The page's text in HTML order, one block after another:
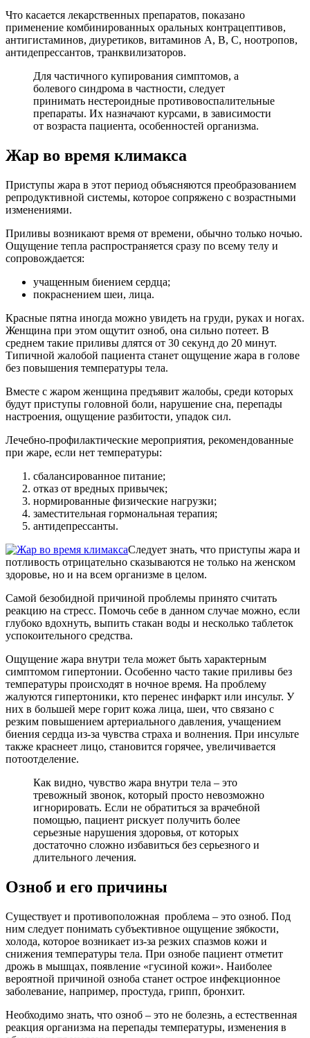
Что касается лекарственных препаратов, показано
применение комбинированных оральных контрацептивов,
антигистаминов, диуретиков, витаминов А, В, С, ноотропов,
антидепрессантов, транквилизаторов.
Для частичного купирования симптомов, а
болевого синдрома в частности, следует
принимать нестероидные противовоспалительные
препараты. Их назначают курсами, в зависимости
от возраста пациента, особенностей организма.
Жар во время климакса
Приступы жара в этот период объясняются преобразованием
репродуктивной системы, которое сопряжено с возрастными
изменениями.
Приливы возникают время от времени, обычно только ночью.
Ощущение тепла распространяется сразу по всему телу и
сопровождается:
учащенным биением сердца;
покраснением шеи, лица.
Красные пятна иногда можно увидеть на груди, руках и ногах.
Женщина при этом ощутит озноб, она сильно потеет. В
среднем такие приливы длятся от 30 секунд до 20 минут.
Типичной жалобой пациента станет ощущение жара в голове
без повышения температуры тела.
Вместе с жаром женщина предъявит жалобы, среди которых
будут приступы головной боли, нарушение сна, перепады
настроения, ощущение разбитости, упадок сил.
Лечебно-профилактические мероприятия, рекомендованные
при жаре, если нет температуры:
сбалансированное питание;
отказ от вредных привычек;
нормированные физические нагрузки;
заместительная гормональная терапия;
антидепрессанты.
Следует знать, что приступы жара и
потливость отрицательно сказываются не только на женском
здоровье, но и на всем организме в целом.
Самой безобидной причиной проблемы принято считать
реакцию на стресс. Помочь себе в данном случае можно, если
глубоко вдохнуть, выпить стакан воды и несколько таблеток
успокоительного средства.
Ощущение жара внутри тела может быть характерным
симптомом гипертонии. Особенно часто такие приливы без
температуры происходят в ночное время. На проблему
жалуются гипертоники, кто перенес инфаркт или инсульт. У
них в большей мере горит кожа лица, шеи, что связано с
резким повышением артериального давления, учащением
биения сердца из-за чувства страха и волнения. При инсульте
также краснеет лицо, становится горячее, увеличивается
потоотделение.
Как видно, чувство жара внутри тела – это
тревожный звонок, который просто невозможно
игнорировать. Если не обратиться за врачебной
помощью, пациент рискует получить более
серьезные нарушения здоровья, от которых
достаточно сложно избавиться без серьезного и
длительного лечения.
Озноб и его причины
Существует и противоположная проблема – это озноб. Под
ним следует понимать субъективное ощущение зябкости,
холода, которое возникает из-за резких спазмов кожи и
снижения температуры тела. При ознобе пациент отметит
дрожь в мышцах, появление «гусиной кожи». Наиболее
вероятной причиной озноба станет острое инфекционное
заболевание, например, простуда, грипп, бронхит.
Необходимо знать, что озноб – это не болезнь, а естественная
реакция организма на перепады температуры, изменения в